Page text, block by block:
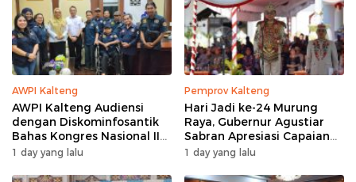
AWPI Kalteng
AWPI Kalteng Audiensi
dengan Diskominfosantik
Bahas Kongres Nasional II
AWPI
1 day yang lalu
Pemprov Kalteng
Hari Jadi ke-24 Murung
Raya, Gubernur Agustiar
Sabran Apresiasi Capaian
Pembangunan
1 day yang lalu